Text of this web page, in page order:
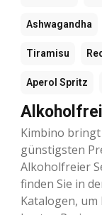
Ashwagandha
Tiramisu
Aperol Spritz
Kimbino
günstigsten
Alkoholfreier
finden Sie in
Katalogen,